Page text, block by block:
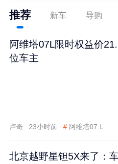
推荐 新车 导购
阿维塔07L限时权益价
位车主
卢奇 23小时前 # 阿维塔07 L
北京越野星钽5X来了：